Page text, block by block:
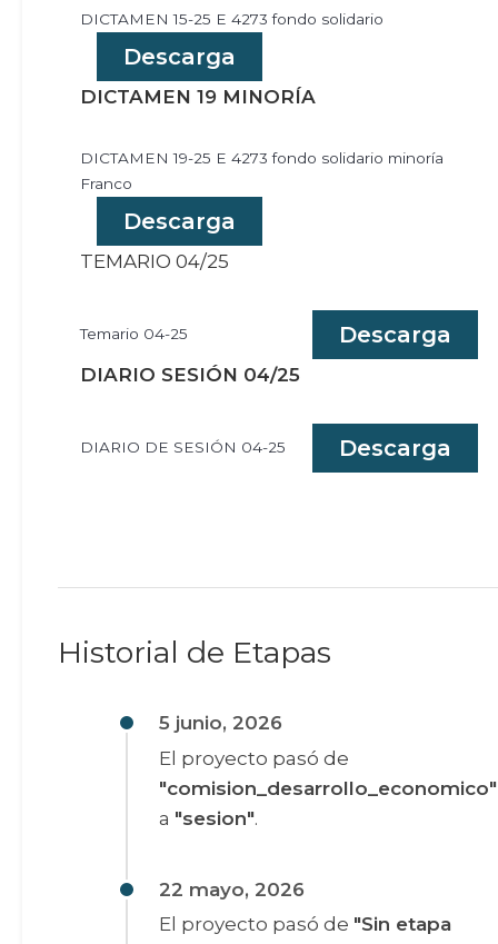
DICTAMEN 15-25 E 4273 fondo solidario
Descarga
DICTAMEN 19 MINORÍA
DICTAMEN 19-25 E 4273 fondo solidario minoría
Franco
Descarga
TEMARIO 04/25
Temario 04-25 Descarga
DIARIO SESIÓN 04/25
DIARIO DE SESIÓN 04-25 Descarga
Historial de Etapas
5 junio, 2026
El proyecto pasó de
"comision_desarrollo_economico"
a "sesion".
22 mayo, 2026
El proyecto pasó de "Sin etapa